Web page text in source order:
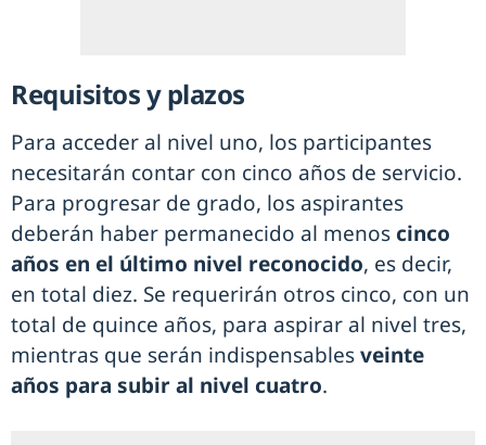
Requisitos y plazos
Para acceder al nivel uno, los participantes
necesitarán contar con cinco años de servicio.
Para progresar de grado, los aspirantes
deberán haber permanecido al menos cinco
años en el último nivel reconocido, es decir,
en total diez. Se requerirán otros cinco, con un
total de quince años, para aspirar al nivel tres,
mientras que serán indispensablesveinte
años para subir al nivel cuatro.